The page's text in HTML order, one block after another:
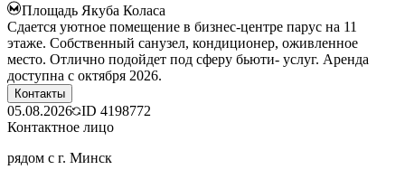
Площадь Якуба Коласа
Сдается уютное помещение в бизнес-центре парус на 11
этаже. Собственный санузел, кондиционер, оживленное
место. Отлично подойдет под сферу бьюти- услуг. Аренда
доступна с октября 2026.
Контакты
05.08.2026 ID 4198772
Контактное лицо
рядом с г. Минск